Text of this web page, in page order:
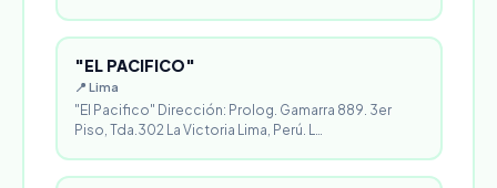
"EL PACIFICO"
📍 Lima
"El Pacifico" Dirección: Prolog. Gamarra 889. 3er
Piso, Tda.302 La Victoria Lima, Perú. L…